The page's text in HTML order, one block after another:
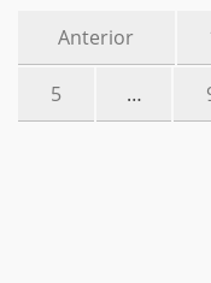
Anterior
5 …